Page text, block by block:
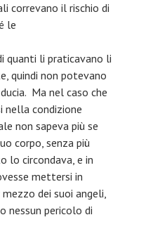
correvano il rischio di
le
quanti li praticavano li
quindi non potevano
Ma nel caso che
nella condizione
non sapeva più se
corpo, senza più
lo circondava, e in
mettersi in
dei suoi angeli,
nessun pericolo di